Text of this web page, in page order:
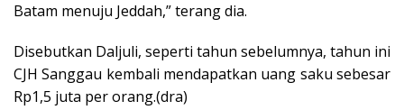
Batam menuju Jeddah,” terang dia.
Disebutkan Daljuli, seperti tahun sebelumnya, tahun ini
CJH Sanggau kembali mendapatkan uang saku sebesar
Rp1,5 juta per orang.(dra)